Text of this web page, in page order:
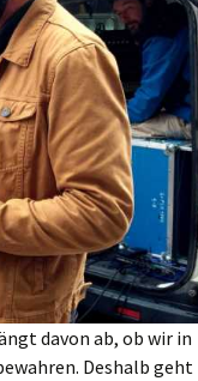
davon ab, ob wir in
Deshalb geht